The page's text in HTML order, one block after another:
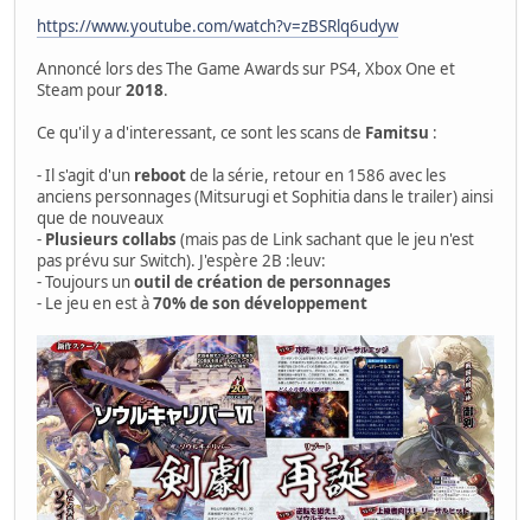
https://www.youtube.com/watch?v=zBSRlq6udyw
Annoncé lors des The Game Awards sur PS4, Xbox One et
Steam pour2018.
Ce qu'il y a d'interessant, ce sont les scans de Famitsu :
- Il s'agit d'un rebootde la série, retour en 1586 avec les
anciens personnages (Mitsurugi et Sophitia dans le trailer) ainsi
que de nouveaux
- Plusieurs collabs (mais pas de Link sachant que le jeu n'est
pas prévu sur Switch). J'espère 2B :leuv:
- Toujours unoutil de création de personnages
- Le jeu en est à70% de son développement